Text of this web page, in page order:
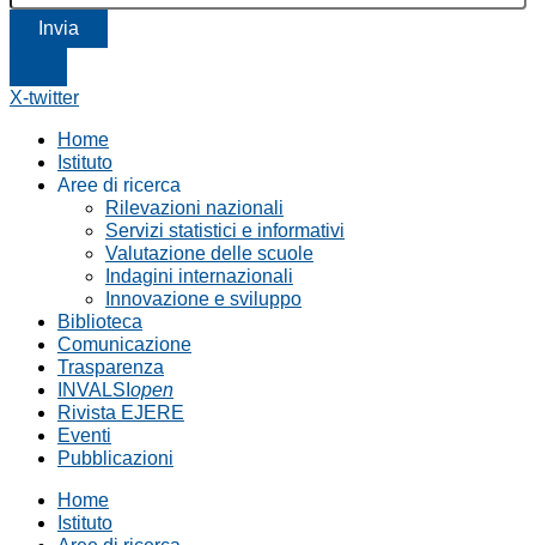
Invia
X-twitter
Home
Istituto
Aree di ricerca
Rilevazioni nazionali
Servizi statistici e informativi
Valutazione delle scuole
Indagini internazionali
Innovazione e sviluppo
Biblioteca
Comunicazione
Trasparenza
INVALSI open
Rivista EJERE
Eventi
Pubblicazioni
Home
Istituto